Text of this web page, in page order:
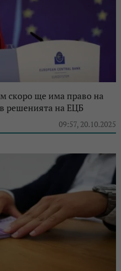
скоро ще има право на
решенията на ЕЦБ
09:57, 20.10.2025